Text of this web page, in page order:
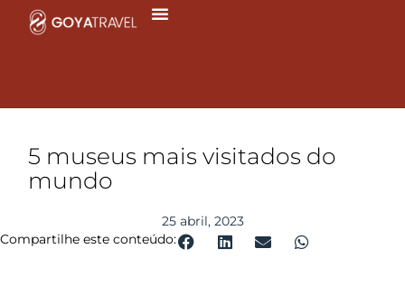
5 museus mais visitados do
mundo
25 abril, 2023
Compartilhe este conteúdo: